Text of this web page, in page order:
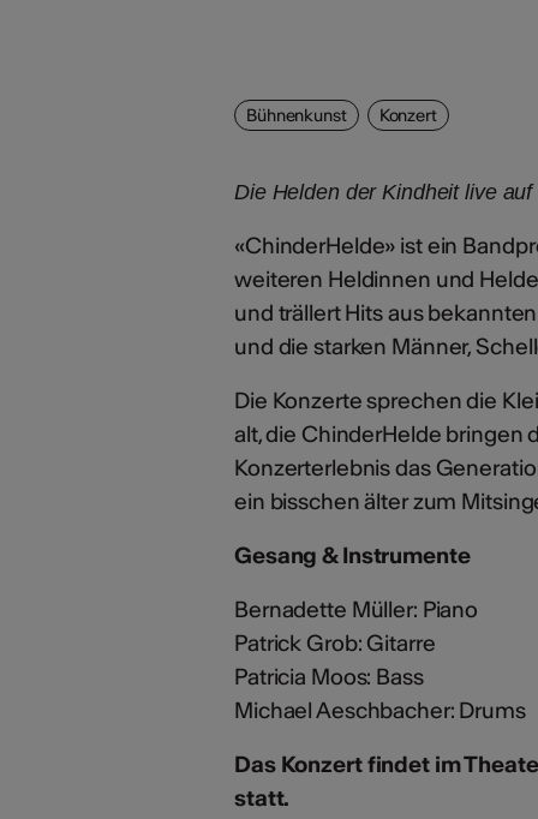
Bühnenkunst Konzert
Die Helden der Kindheit live
«ChinderHelde» ist ein
weiteren Heldinnen und
und trällert Hits aus
und die starken Männer,
Die Konzerte sprechen die
alt, die ChinderHelde bringen
Konzerterlebnis das
ein bisschen älter zum
Gesang & Instrumente
Bernadette Müller: Piano
Patrick Grob: Gitarre
Patricia Moos: Bass
Michael Aeschbacher: Drums
Das Konzert findet im
statt.